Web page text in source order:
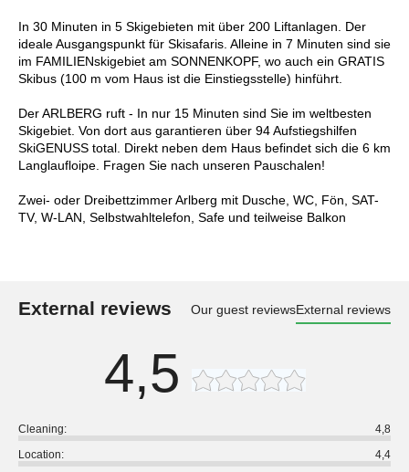
In 30 Minuten in 5 Skigebieten mit über 200 Liftanlagen. Der
ideale Ausgangspunkt für Skisafaris. Alleine in 7 Minuten sind sie
im FAMILIENskigebiet am SONNENKOPF, wo auch ein GRATIS
Skibus (100 m vom Haus ist die Einstiegsstelle) hinführt.
Der ARLBERG ruft - In nur 15 Minuten sind Sie im weltbesten
Skigebiet. Von dort aus garantieren über 94 Aufstiegshilfen
SkiGENUSS total. Direkt neben dem Haus befindet sich die 6 km
Langlaufloipe. Fragen Sie nach unseren Pauschalen!
Zwei- oder Dreibettzimmer Arlberg mit Dusche, WC, Fön, SAT-
TV, W-LAN, Selbstwahltelefon, Safe und teilweise Balkon
External reviews Our guest reviewsExternal reviews
4,5
Cleaning:
4,8
Location:
4,4